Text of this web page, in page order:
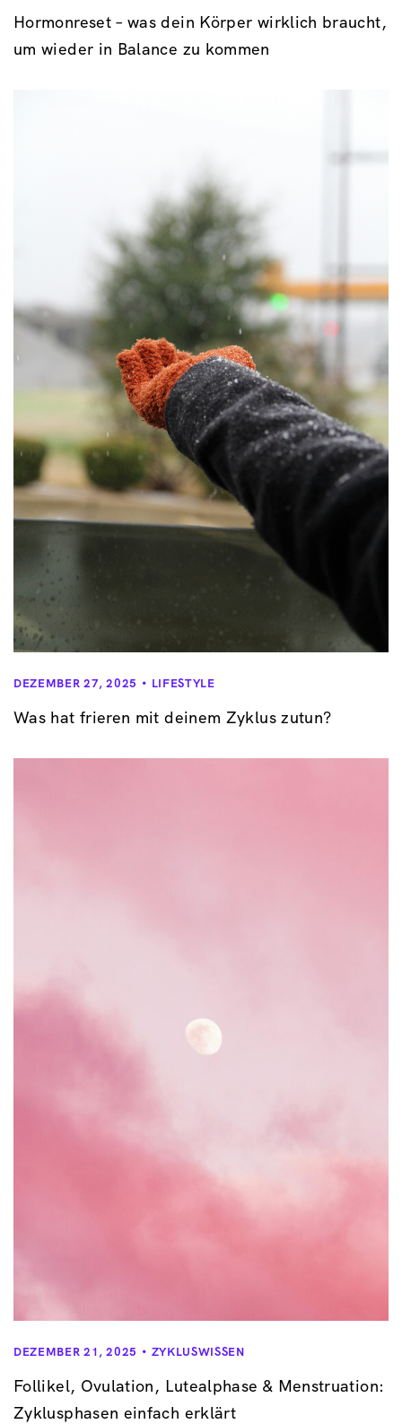
Hormonreset – was dein Körper wirklich braucht,
um wieder in Balance zu kommen
DEZEMBER 27, 2025 LIFESTYLE
Was hat frieren mit deinem Zyklus zutun?
DEZEMBER 21, 2025 ZYKLUSWISSEN
Follikel, Ovulation, Lutealphase & Menstruation:
Zyklusphasen einfach erklärt